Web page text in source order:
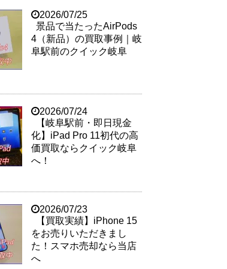
2026/07/25
景品で当たったAirPods
4（新品）の買取事例｜岐
阜駅前のクイック岐阜
2026/07/24
【岐阜駅前・即日現金
化】iPad Pro 11初代の高
価買取ならクイック岐阜
へ！
2026/07/23
【買取実績】iPhone 15
をお売りいただきまし
た！スマホ売却なら当店
へ